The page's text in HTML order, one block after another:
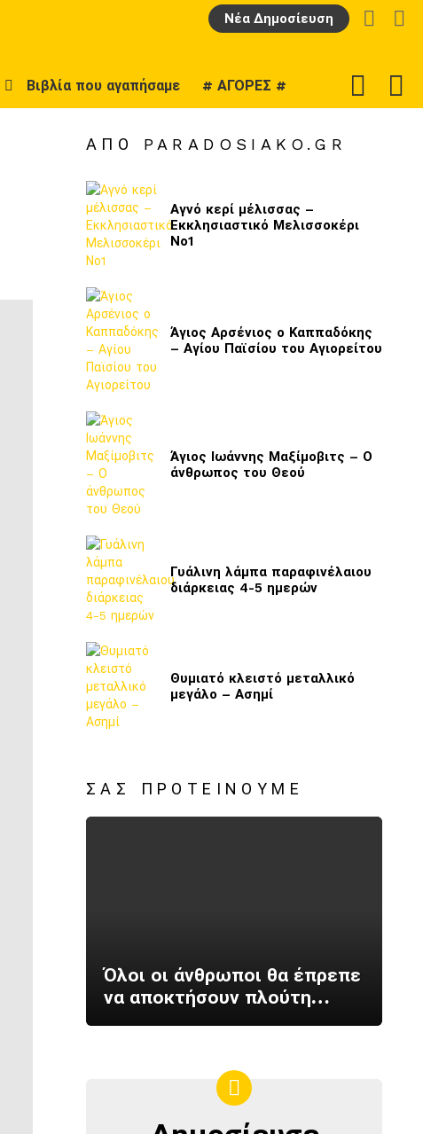
Νέα Δημοσίευση
LOGIN
Βιβλία που αγαπήσαμε # ΑΓΟΡΕΣ #
SKIN
ΑΠΌ PARADOSIAKO.GR
Αγνό κερί μέλισσας –
Εκκλησιαστικό Μελισσοκέρι
Νο1
Άγιος Αρσένιος ο Καππαδόκης
– Αγίου Παϊσίου του Αγιορείτου
Άγιος Ιωάννης Μαξίμοβιτς – Ο
άνθρωπος του Θεού
Γυάλινη λάμπα παραφινέλαιου
διάρκειας 4-5 ημερών
Θυμιατό κλειστό μεταλλικό
μεγάλο – Ασημί
ΣΑΣ ΠΡΟΤΕΊΝΟΥΜΕ
Όλοι οι άνθρωποι θα έπρεπε
να αποκτήσουν πλούτη…
ΔΗΜΟΣΊΕΥΣΕ